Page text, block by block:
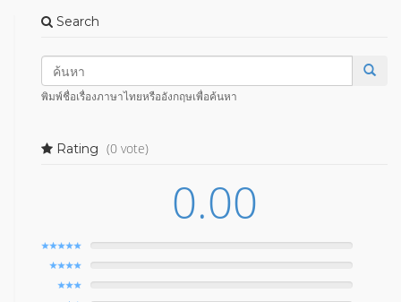
Search
พิมพ์ชื่อเรื่องภาษาไทยหรืออังกฤษเพื่อค้นหา
Rating (0 vote)
0.00